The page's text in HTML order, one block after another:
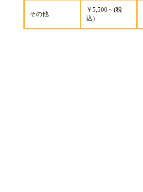
その他
￥5,500～(税
込）